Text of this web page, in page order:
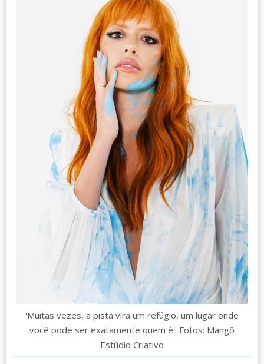
'Muitas vezes, a pista vira um refúgio, um lugar onde
você pode ser exatamente quem é'. Fotos: Mangô
Estúdio Criativo